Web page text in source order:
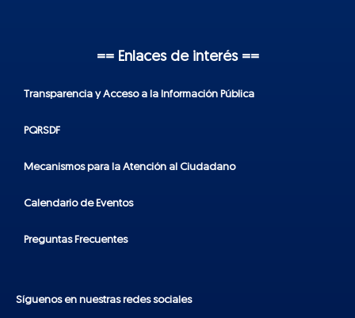
== Enlaces de interés ==
Transparencia y Acceso a la Información Pública
PQRSDF
Mecanismos para la Atención al Ciudadano
Calendario de Eventos
Preguntas Frecuentes
Síguenos en nuestras redes sociales